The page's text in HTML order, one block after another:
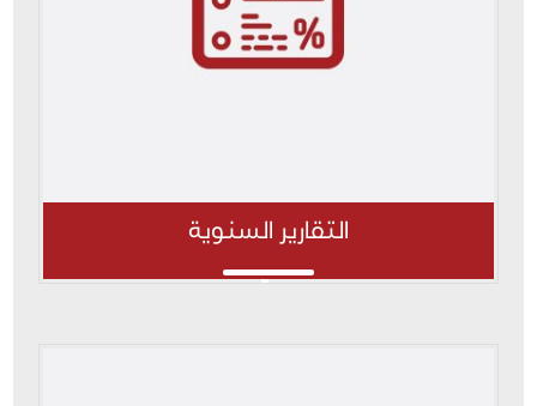
التقارير السنوية